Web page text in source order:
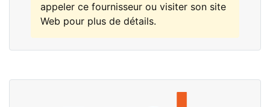
appeler ce fournisseur ou visiter son site
Web pour plus de détails.